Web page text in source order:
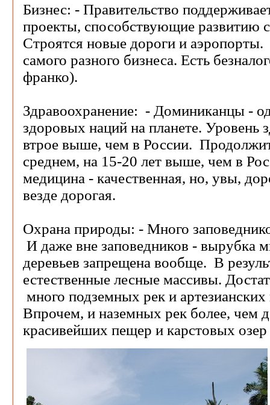
Бизнес: - Правительство
проекты, способствующие развитию
Строятся новые дороги и
самого разного бизнеса. Есть
франко).
Здравоохранение: - Доминиканцы -
здоровых наций на планете. Уровень
втрое выше, чем в России.
среднем, на 15-20 лет выше, чем в
медицина - качественная, но, увы,
везде дорогая.
Охрана природы: - Много
И даже вне заповедников - вырубка
деревьев запрещена вообще. В
естественные лесные массивы.
много подземных рек и артезианских
Впрочем, и наземных рек более, чем
красивейших пещер и карстовых озер